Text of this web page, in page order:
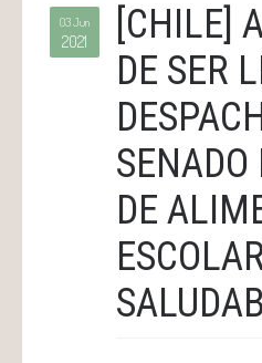
03 Jun
2021
[CHILE]
DE SER
SENADO
DE